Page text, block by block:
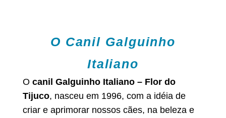
O Canil Galguinho
Italiano
O canil Galguinho Italiano – Flor do
Tijuco, nasceu em 1996, com a idéia de
criar e aprimorar nossos cães, na beleza e